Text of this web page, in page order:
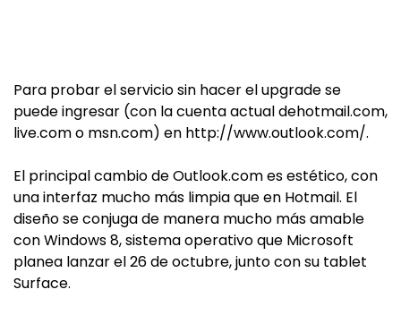
Para probar el servicio sin hacer el upgrade se
puede ingresar (con la cuenta actual dehotmail.com,
live.com o msn.com) en http://www.outlook.com/.
El principal cambio de Outlook.com es estético, con
una interfaz mucho más limpia que en Hotmail. El
diseño se conjuga de manera mucho más amable
con Windows 8, sistema operativo que Microsoft
planea lanzar el 26 de octubre, junto con su tablet
Surface.